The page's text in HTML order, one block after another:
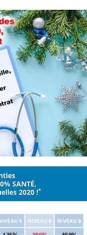
SANTÉ,
2020 !*